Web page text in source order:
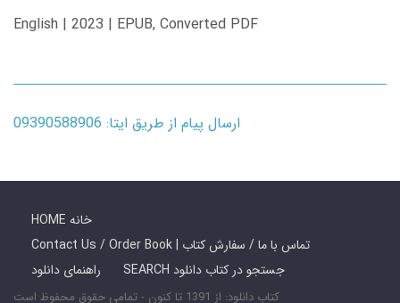
English | 2023 | EPUB, Converted PDF
ارسال پیام از طریق ایتا: 09390588906
HOME خانه
Contact Us / Order Book | تماس با ما / سفارش کتاب
راهنمای دانلود
SEARCH جستجو در کتاب دانلود
کتاب دانلود: از 1391 تا کنون - تمامی حقوق محفوظ است